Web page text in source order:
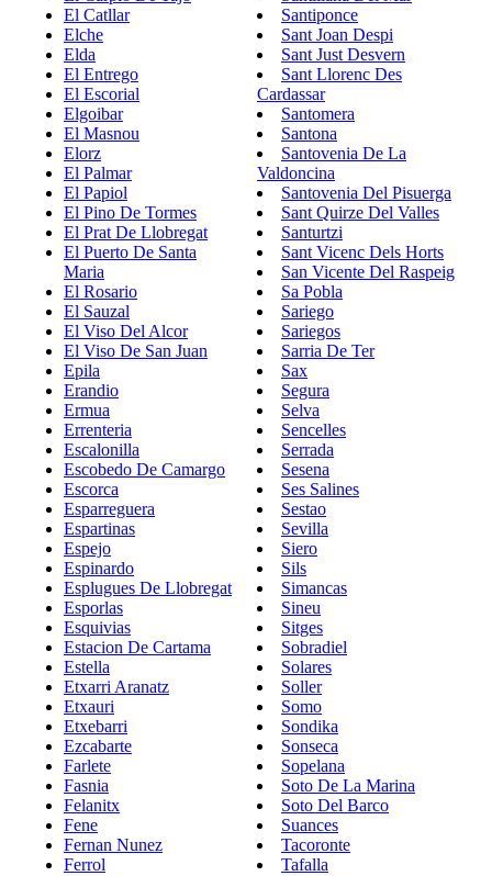
El Catllar
Elche
Elda
El Entrego
El Escorial
Elgoibar
El Masnou
Elorz
El Palmar
El Papiol
El Pino De Tormes
El Prat De Llobregat
El Puerto De Santa
Maria
El Rosario
El Sauzal
El Viso Del Alcor
El Viso De San Juan
Epila
Erandio
Ermua
Errenteria
Escalonilla
Escobedo De Camargo
Escorca
Esparreguera
Espartinas
Espejo
Espinardo
Esplugues De Llobregat
Esporlas
Esquivias
Estacion De Cartama
Estella
Etxarri Aranatz
Etxauri
Etxebarri
Ezcabarte
Farlete
Fasnia
Felanitx
Fene
Fernan Nunez
Ferrol
Santiponce
Sant Joan Despi
Sant Just Desvern
Sant Llorenc Des
Cardassar
Santomera
Santona
Santovenia De La
Valdoncina
Santovenia Del Pisuerga
Sant Quirze Del Valles
Santurtzi
Sant Vicenc Dels Horts
San Vicente Del Raspeig
Sa Pobla
Sariego
Sariegos
Sarria De Ter
Sax
Segura
Selva
Sencelles
Serrada
Sesena
Ses Salines
Sestao
Sevilla
Siero
Sils
Simancas
Sineu
Sitges
Sobradiel
Solares
Soller
Somo
Sondika
Sonseca
Sopelana
Soto De La Marina
Soto Del Barco
Suances
Tacoronte
Tafalla